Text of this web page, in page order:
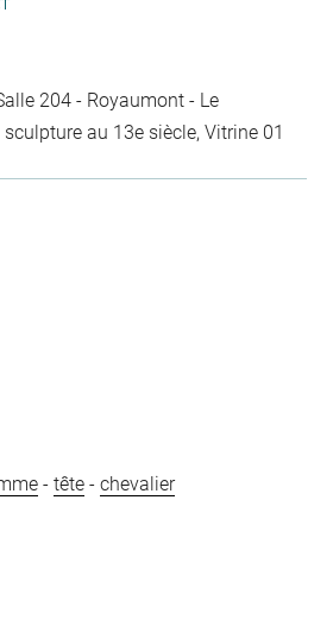
204 - Royaumont - Le
au 13e siècle, Vitrine 01
-tête -chevalier